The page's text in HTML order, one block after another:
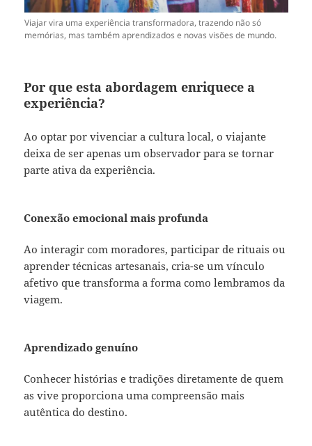
Viajar vira uma experiência transformadora, trazendo não só
memórias, mas também aprendizados e novas visões de mundo.
Por que esta abordagem enriquece a
experiência?
Ao optar por vivenciar a cultura local, o viajante
deixa de ser apenas um observador para se tornar
parte ativa da experiência.
Conexão emocional mais profunda
Ao interagir com moradores, participar de rituais ou
aprender técnicas artesanais, cria-se um vínculo
afetivo que transforma a forma como lembramos da
viagem.
Aprendizado genuíno
Conhecer histórias e tradições diretamente de quem
as vive proporciona uma compreensão mais
autêntica do destino.